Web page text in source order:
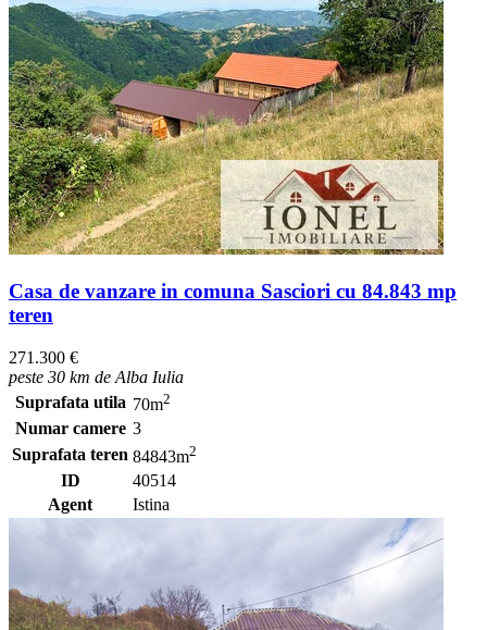
Casa de vanzare in comuna Sasciori cu 84.843 mp
teren
271.300 €
peste 30 km de Alba Iulia
Suprafata utila 70m2
Numar camere 3
Suprafata teren 84843m2
ID
40514
Agent
Istina